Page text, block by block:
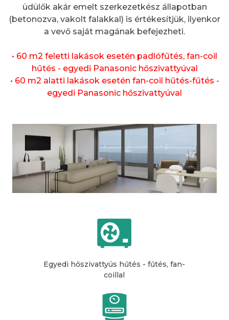
üdülők akár emelt szerkezetkész állapotban
(betonozva, vakolt falakkal) is értékesítjük, ilyenkor
a vevő saját magának befejezheti.
• 60 m2 feletti lakások esetén padlófűtés, fan-coil
hűtés - egyedi Panasonic hőszivattyúval
• 60 m2 alatti lakások esetén fan-coil hűtés-fűtés -
egyedi Panasonic hőszivattyúval
Egyedi hőszivattyús hűtés - fűtés, fan-
coillal